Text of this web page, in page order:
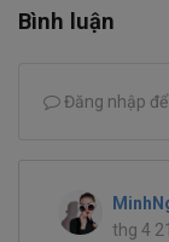
Bình luận
Đăng nhập
thg 4